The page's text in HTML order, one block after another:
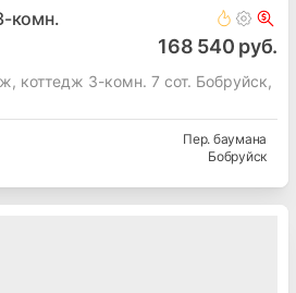
-комн.
168 540 руб.
коттедж 3-комн. 7 сот. Бобруйск,
Пер. баумана
Бобруйск